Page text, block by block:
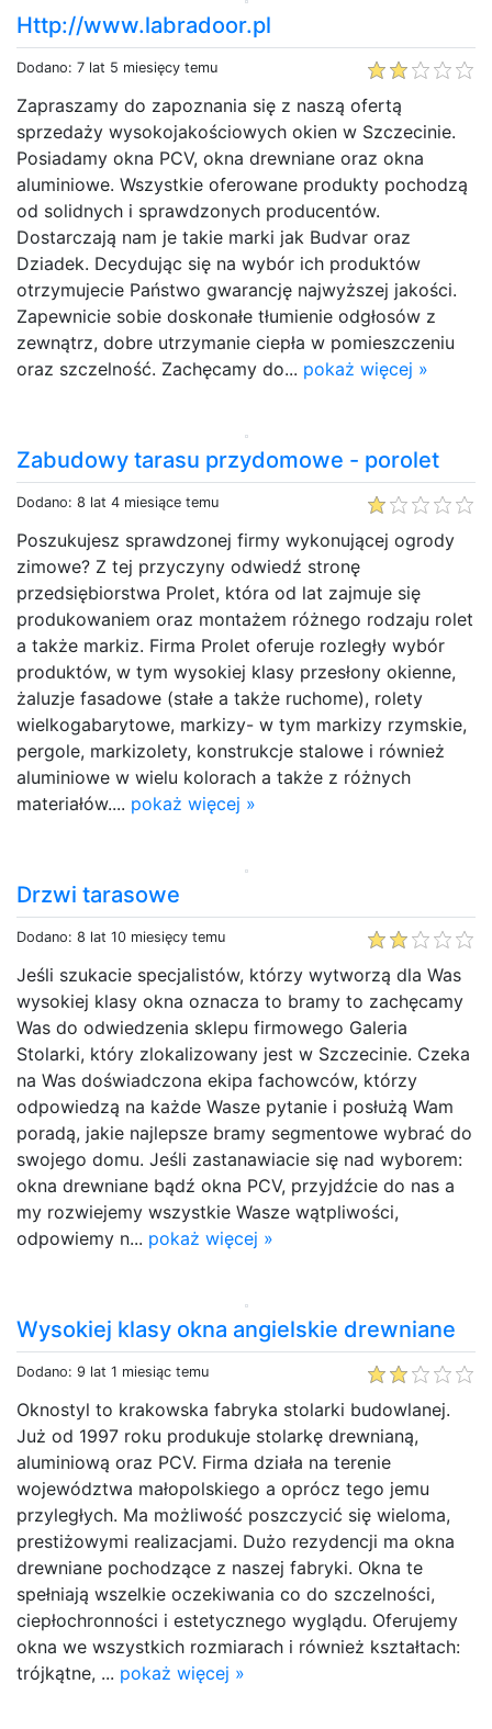
Http://www.labradoor.pl
Dodano: 7 lat 5 miesięcy temu
Zapraszamy do zapoznania się z naszą ofertą
sprzedaży wysokojakościowych okien w Szczecinie.
Posiadamy okna PCV, okna drewniane oraz okna
aluminiowe. Wszystkie oferowane produkty pochodzą
od solidnych i sprawdzonych producentów.
Dostarczają nam je takie marki jak Budvar oraz
Dziadek. Decydując się na wybór ich produktów
otrzymujecie Państwo gwarancję najwyższej jakości.
Zapewnicie sobie doskonałe tłumienie odgłosów z
zewnątrz, dobre utrzymanie ciepła w pomieszczeniu
oraz szczelność. Zachęcamy do... pokaż więcej »
Zabudowy tarasu przydomowe - porolet
Dodano: 8 lat 4 miesiące temu
Poszukujesz sprawdzonej firmy wykonującej ogrody
zimowe? Z tej przyczyny odwiedź stronę
przedsiębiorstwa Prolet, która od lat zajmuje się
produkowaniem oraz montażem różnego rodzaju rolet
a także markiz. Firma Prolet oferuje rozległy wybór
produktów, w tym wysokiej klasy przesłony okienne,
żaluzje fasadowe (stałe a także ruchome), rolety
wielkogabarytowe, markizy- w tym markizy rzymskie,
pergole, markizolety, konstrukcje stalowe i również
aluminiowe w wielu kolorach a także z różnych
materiałów.... pokaż więcej »
Drzwi tarasowe
Dodano: 8 lat 10 miesięcy temu
Jeśli szukacie specjalistów, którzy wytworzą dla Was
wysokiej klasy okna oznacza to bramy to zachęcamy
Was do odwiedzenia sklepu firmowego Galeria
Stolarki, który zlokalizowany jest w Szczecinie. Czeka
na Was doświadczona ekipa fachowców, którzy
odpowiedzą na każde Wasze pytanie i posłużą Wam
poradą, jakie najlepsze bramy segmentowe wybrać do
swojego domu. Jeśli zastanawiacie się nad wyborem:
okna drewniane bądź okna PCV, przyjdźcie do nas a
my rozwiejemy wszystkie Wasze wątpliwości,
odpowiemy n... pokaż więcej »
Wysokiej klasy okna angielskie drewniane
Dodano: 9 lat 1 miesiąc temu
Oknostyl to krakowska fabryka stolarki budowlanej.
Już od 1997 roku produkuje stolarkę drewnianą,
aluminiową oraz PCV. Firma działa na terenie
województwa małopolskiego a oprócz tego jemu
przyległych. Ma możliwość poszczycić się wieloma,
prestiżowymi realizacjami. Dużo rezydencji ma okna
drewniane pochodzące z naszej fabryki. Okna te
spełniają wszelkie oczekiwania co do szczelności,
ciepłochronności i estetycznego wyglądu. Oferujemy
okna we wszystkich rozmiarach i również kształtach:
trójkątne, ... pokaż więcej »